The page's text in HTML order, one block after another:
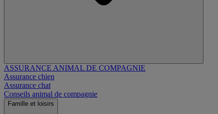
ASSURANCE ANIMAL DE COMPAGNIE
Assurance chien
Assurance chat
Conseils animal de compagnie
Famille et loisirs